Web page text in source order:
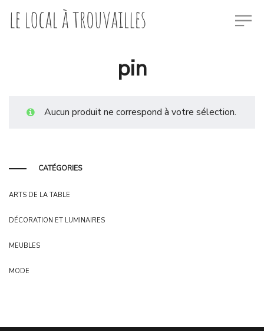
pin
Aucun produit ne correspond à votre sélection.
CATÉGORIES
ARTS DE LA TABLE
DÉCORATION ET LUMINAIRES
MEUBLES
MODE